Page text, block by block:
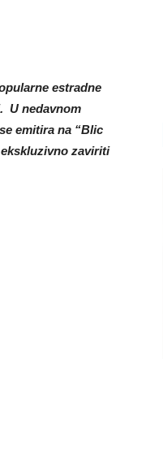
estradne
U nedavnom
emitira na “Blic
zaviriti